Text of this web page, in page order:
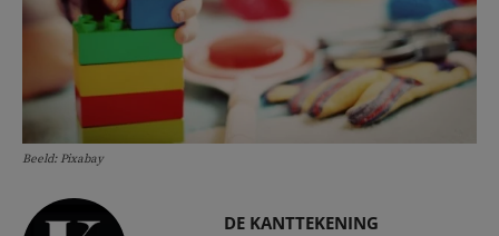
Beeld: Pixabay
DE KANTTEKENING